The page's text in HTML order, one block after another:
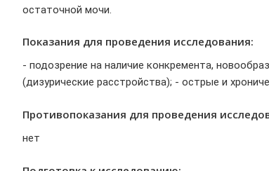
остаточной мочи.
Показания для проведения исследования:
- подозрение на наличие конкремента,
(дизурические расстройства); - острые и
Противопоказания для проведения
нет